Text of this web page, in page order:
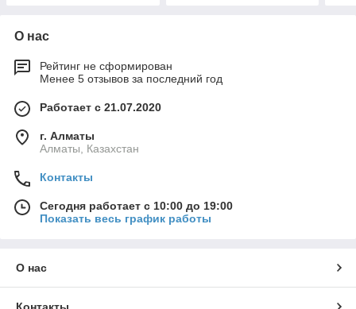
О нас
Рейтинг не сформирован
Менее 5 отзывов за последний год
Работает с 21.07.2020
г. Алматы
Алматы, Казахстан
Контакты
Сегодня работает с 10:00 до 19:00
Показать весь график работы
О нас